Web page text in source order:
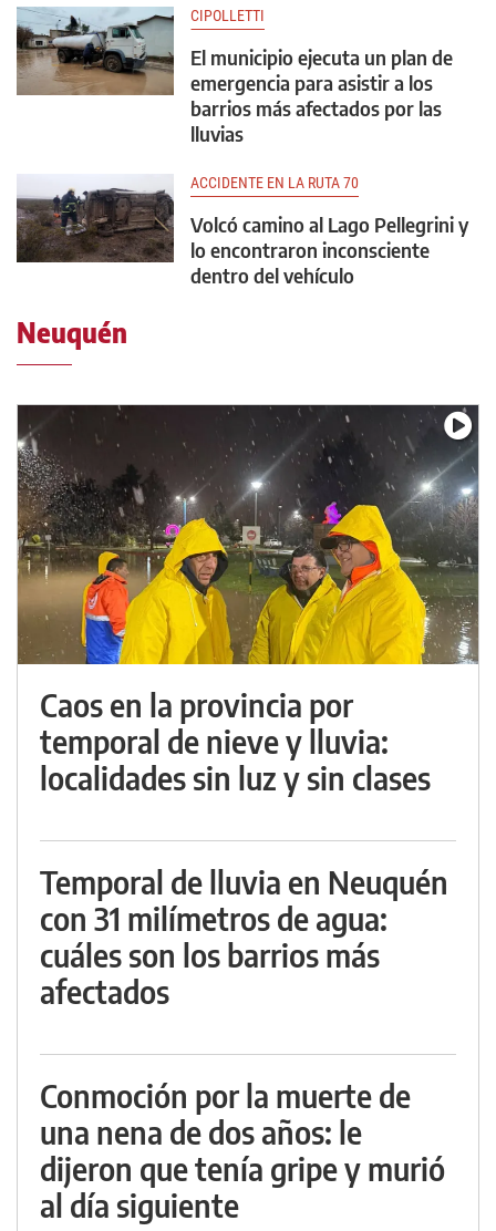
CIPOLLETTI
El municipio ejecuta un plan de
emergencia para asistir a los
barrios más afectados por las
lluvias
ACCIDENTE EN LA RUTA 70
Volcó camino al Lago Pellegrini y
lo encontraron inconsciente
dentro del vehículo
Neuquén
Caos en la provincia por
temporal de nieve y lluvia:
localidades sin luz y sin clases
Temporal de lluvia en Neuquén
con 31 milímetros de agua:
cuáles son los barrios más
afectados
Conmoción por la muerte de
una nena de dos años: le
dijeron que tenía gripe y murió
al día siguiente